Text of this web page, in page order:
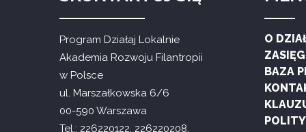
Program Działaj Lokalnie
Akademia Rozwoju Filantropii
w Polsce
ul. Marszałkowska 6/6
00-590 Warszawa
Tel.: 226220122, 226220208,
O
BAZA